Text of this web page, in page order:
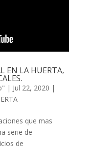
EN LA HUERTA,
| Jul 22, 2020 |
que mas
serie de
de